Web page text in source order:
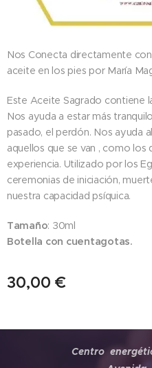
Nos Conecta directamente
aceite en los pies por María
Este Aceite Sagrado contiene
Nos ayuda a estar más
pasado, el perdón. Nos ayuda
aquellos que se van , como los
experiencia. Utilizado por los
ceremonias de iniciación,
nuestra capacidad psíquica.
Tamaño: 30ml
Botella con cuentagotas.
30,00 €
Centro